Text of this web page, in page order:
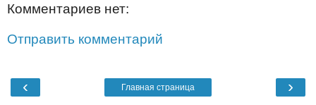
Комментариев нет:
Отправить комментарий
‹ ›
Главная страница